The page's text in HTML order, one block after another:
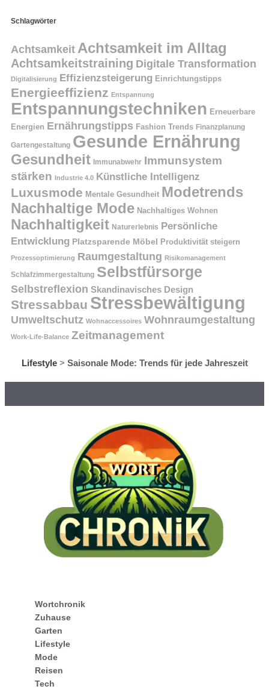
Schlagwörter
Achtsamkeit Achtsamkeit im Alltag
Achtsamkeitstraining Digitale Transformation
Digitalisierung Effizienzsteigerung Einrichtungstipps
Energieeffizienz Entspannung
Entspannungstechniken Erneuerbare
Energien Ernährungstipps Fashion Trends Finanzplanung
Gartengestaltung Gesunde Ernährung
Gesundheit Immunabwehr Immunsystem
stärken
Industrie 4.0 Künstliche Intelligenz
Luxusmode Mentale Gesundheit Modetrends
Nachhaltige Mode Nachhaltiges Wohnen
Nachhaltigkeit Naturerlebnis Persönliche
Entwicklung Platzsparende Möbel Produktivität steigern
Prozessoptimierung Raumgestaltung Risikomanagement
Schlafzimmergestaltung Selbstfürsorge
Selbstreflexion Skandinavisches Design
Stressabbau Stressbewältigung
Umweltschutz Wohnaccessoires Wohnraumgestaltung
Work-Life-Balance Zeitmanagement
Lifestyle> Saisonale Mode: Trends für jede Jahreszeit
Wortchronik
Zuhause
Garten
Lifestyle
Mode
Reisen
Tech